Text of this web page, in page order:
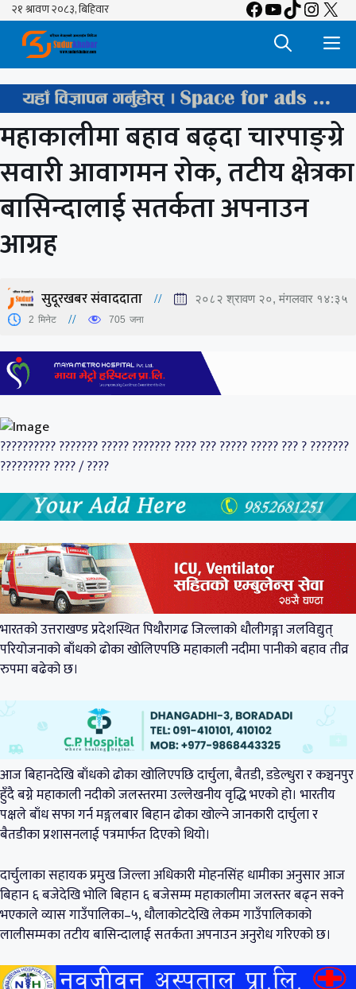
Skip
content
Facebook
YouTube
TikTok
X
महाकालीमा बहाव बढ्दा चारपाङ्ग्रे
सवारी आवागमन रोक, तटीय क्षेत्रका
बासिन्दालाई सतर्कता अपनाउन
आग्रह
सुदूरखबर संवाददाता २०८२ श्रावण २०, मंगलवार १४:३५
2 मिनेट 705 जना
?????????? ??????? ????? ??????? ???? ??? ????? ????? ??? ? ???????
????????? ???? / ????
भारतको उत्तराखण्ड प्रदेशस्थित पिथौरागढ जिल्लाको धौलीगङ्गा जलविद्युत्
परियोजनाको बाँधको ढोका खोलिएपछि महाकाली नदीमा पानीको बहाव तीव्र
रुपमा बढेको छ।
आज बिहानदेखि बाँधको ढोका खोलिएपछि दार्चुला, बैतडी, डडेल्धुरा र कञ्चनपुर
हुँदै बग्ने महाकाली नदीको जलस्तरमा उल्लेखनीय वृद्धि भएको हो। भारतीय
पक्षले बाँध सफा गर्न मङ्गलबार बिहान ढोका खोल्ने जानकारी दार्चुला र
बैतडीका प्रशासनलाई पत्रमार्फत दिएको थियो।
दार्चुलाका सहायक प्रमुख जिल्ला अधिकारी मोहनसिंह धामीका अनुसार आज
बिहान ६ बजेदेखि भोलि बिहान ६ बजेसम्म महाकालीमा जलस्तर बढ्न सक्ने
भएकाले व्यास गाउँपालिका–५, धौलाकोटदेखि लेकम गाउँपालिकाको
लालीसम्मका तटीय बासिन्दालाई सतर्कता अपनाउन अनुरोध गरिएको छ।